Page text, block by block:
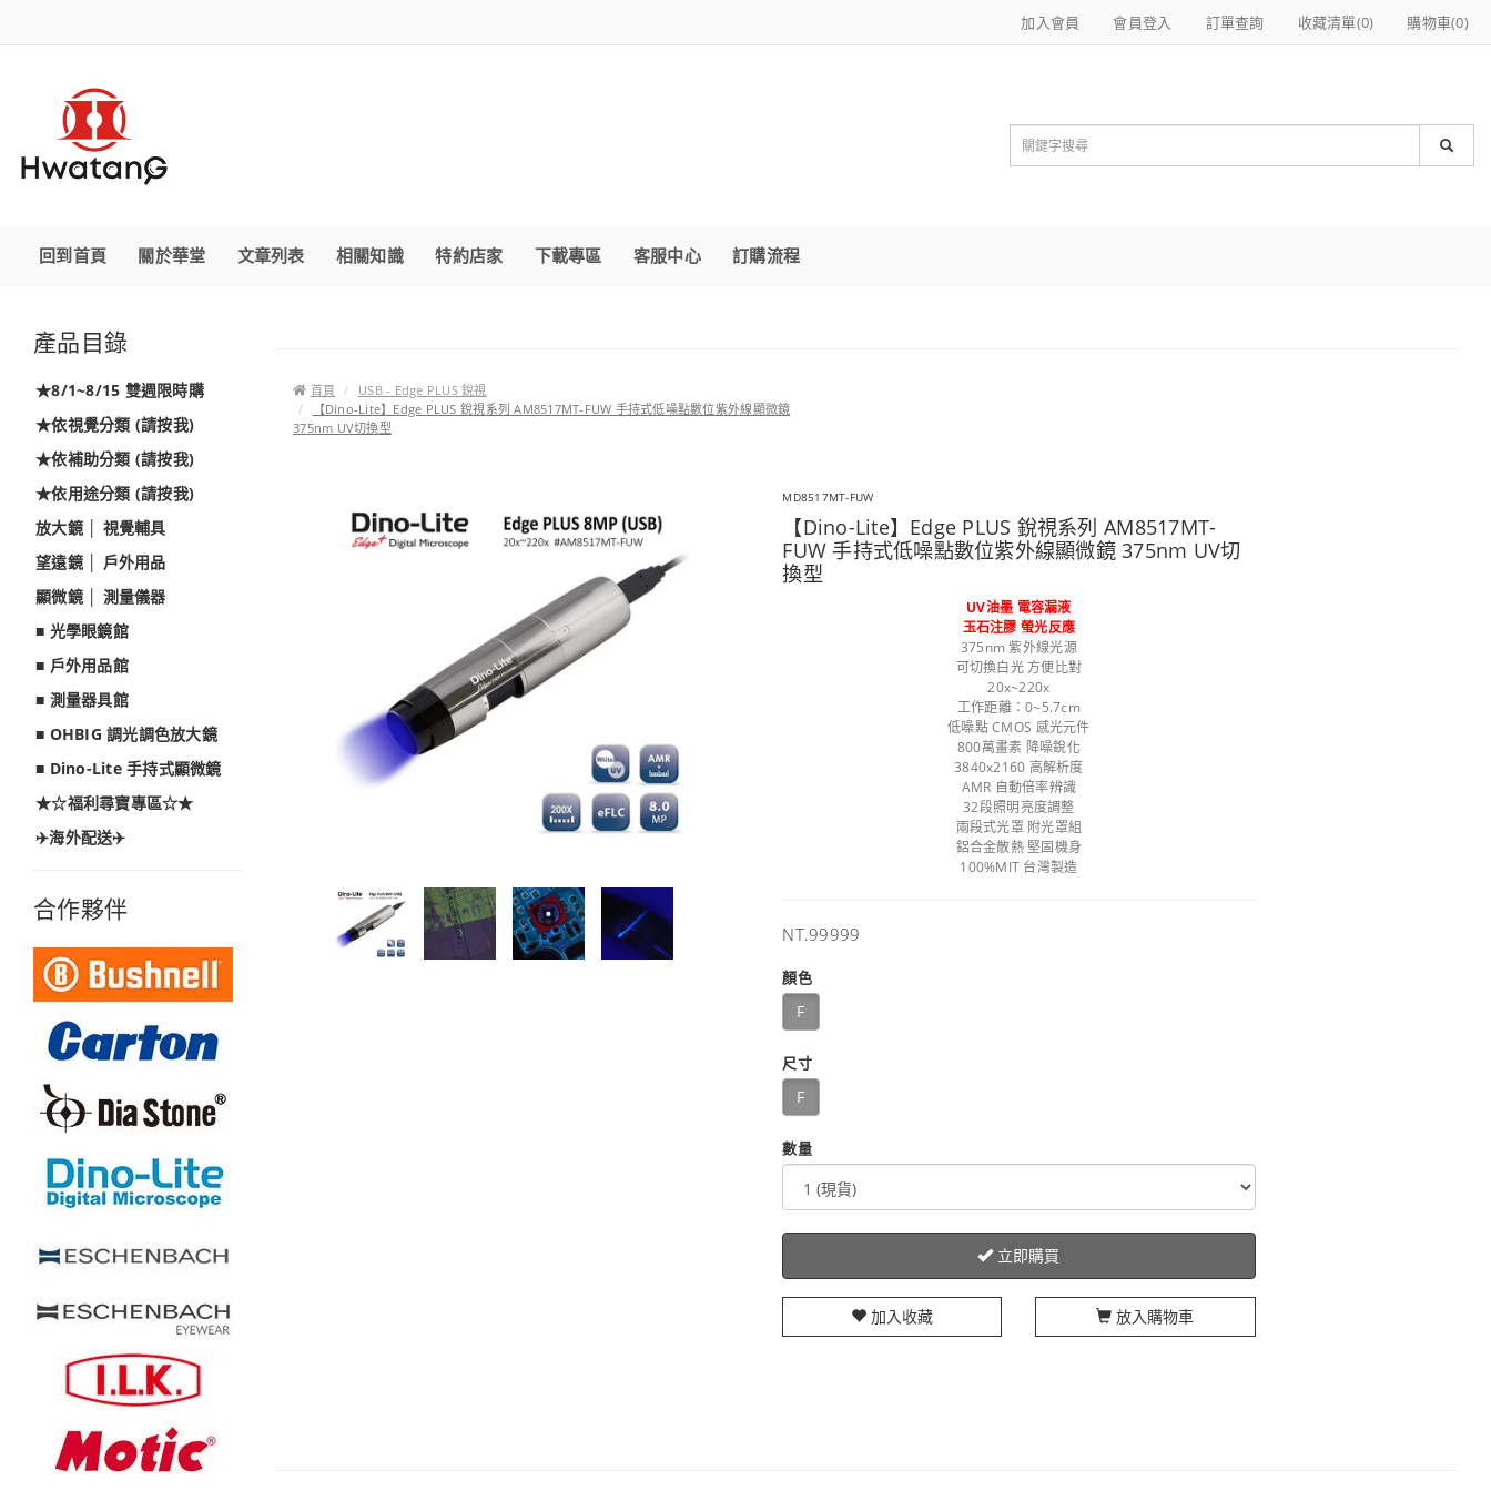
加入會員 會員登入 訂單查詢 收藏清單(0) 購物車(0)
回到首頁 關於華堂 文章列表 相關知識 特約店家 下載專區 客服中心 訂購流程
產品目錄
★8/1~8/15 雙週限時購
★依視覺分類 (請按我)
★依補助分類 (請按我)
★依用途分類 (請按我)
放大鏡 │ 視覺輔具
望遠鏡 │ 戶外用品
顯微鏡 │ 測量儀器
■ 光學眼鏡館
■ 戶外用品館
■ 測量器具館
■ OHBIG 調光調色放大鏡
■ Dino-Lite 手持式顯微鏡
★☆福利尋寶專區☆★
✈️海外配送✈️
合作夥伴
首頁
USB - Edge PLUS 銳視
【Dino-Lite】Edge PLUS 銳視系列 AM8517MT-FUW 手持式低噪點數位紫外線顯微鏡
375nm UV切換型
MD8517MT-FUW
【Dino-Lite】Edge PLUS 銳視系列 AM8517MT-
FUW 手持式低噪點數位紫外線顯微鏡 375nm UV切
換型
UV油墨 電容漏液
玉石注膠 螢光反應
375nm 紫外線光源
可切換白光 方便比對
20x~220x
工作距離：0~5.7cm
低噪點 CMOS 感光元件
800萬畫素 降噪銳化
3840x2160 高解析度
AMR 自動倍率辨識
32段照明亮度調整
兩段式光罩 附光罩組
鋁合金散熱 堅固機身
100%MIT 台灣製造
售
NT.99999
顏色
F
尺寸
F
數量
立即購買
加入收藏 放入購物車